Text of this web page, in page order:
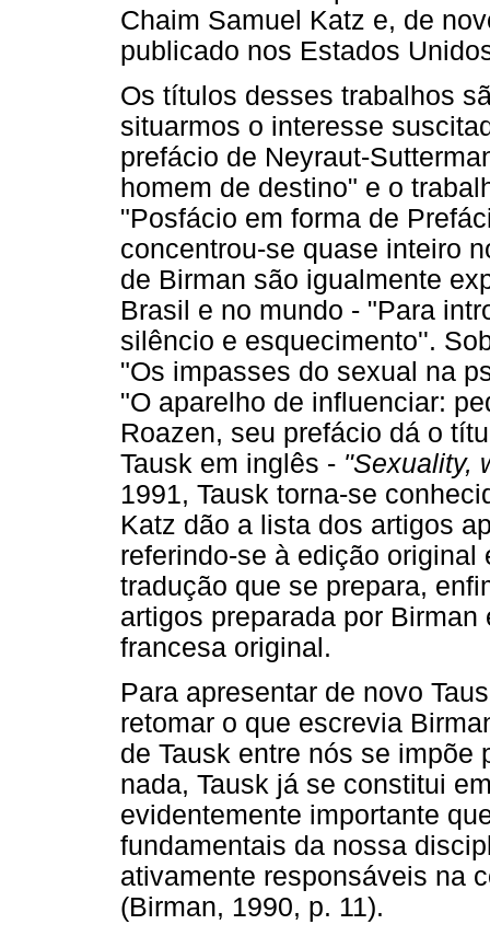
Chaim Samuel Katz e, de
publicado nos Estados
Os títulos desses trabalhos
situarmos o interesse
prefácio de Neyraut-
homem de destino" e o
"Posfácio em forma de
concentrou-se quase inteiro
de Birman são igualmente
Brasil e no mundo - "Para
silêncio e esquecimento''.
"Os impasses do sexual na
"O aparelho de influenciar:
Roazen, seu prefácio dá o
Tausk em inglês - "Sexuality,
1991, Tausk torna-se
Katz dão a lista dos artigos
referindo-se à edição
tradução que se prepara,
artigos preparada por
francesa original.
Para apresentar de novo
retomar o que escrevia
de Tausk entre nós se impõe
nada, Tausk já se constitui
evidentemente importante
fundamentais da nossa
ativamente responsáveis na
(Birman, 1990, p. 11).